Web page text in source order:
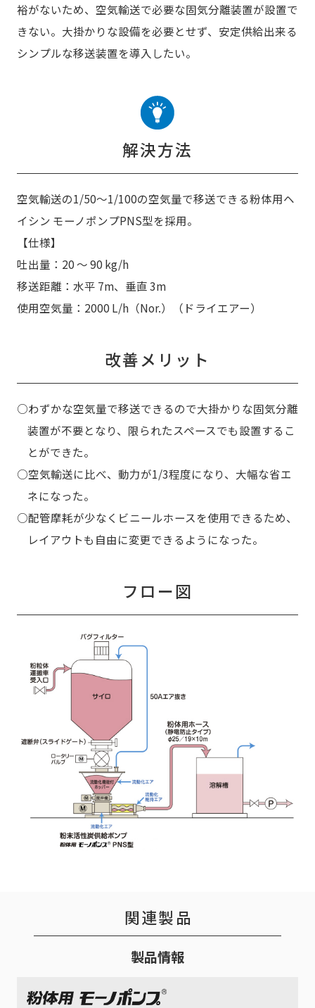
裕がないため、空気輸送で必要な固気分離装置が設置で
きない。大掛かりな設備を必要とせず、安定供給出来る
シンプルな移送装置を導入したい。
解決方法
空気輸送の1/50～1/100の空気量で移送できる粉体用ヘ
イシン モーノポンプPNS型を採用。
【仕様】
吐出量：20 ～ 90 kg/h
移送距離：水平 7m、垂直 3m
使用空気量：2000 L/h（Nor.）（ドライエアー）
改善メリット
○わずかな空気量で移送できるので大掛かりな固気分離
装置が不要となり、限られたスペースでも設置するこ
とができた。
○空気輸送に比べ、動力が1/3程度になり、大幅な省エ
ネになった。
○配管摩耗が少なくビニールホースを使用できるため、
レイアウトも自由に変更できるようになった。
フロー図
関連製品
製品情報